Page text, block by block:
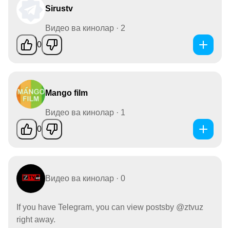
Sirustv
Видео ва кинолар · 2
0
Mango film
Видео ва кинолар · 1
0
Видео ва кинолар · 0
If you have Telegram, you can view postsby @ztvuz
right away.